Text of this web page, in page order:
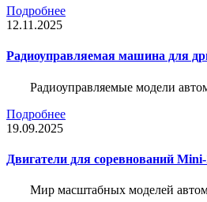
Подробнее
12.11.2025
Радиоуправляемая машина для
Радиоуправляемые модели
Подробнее
19.09.2025
Двигатели для соревнований
Мир масштабных моделей